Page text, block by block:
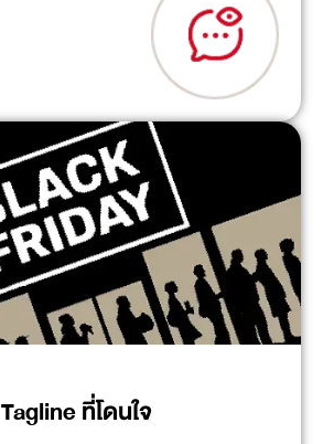
Tagline ที่โดนใจ